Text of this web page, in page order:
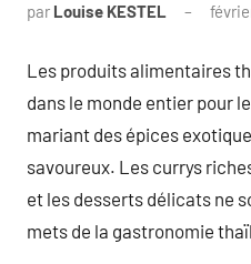
par Louise KESTEL
Les produits alimentaires
dans le monde entier pour
mariant des épices
savoureux. Les currys
et les desserts délicats ne
mets de la gastronomie